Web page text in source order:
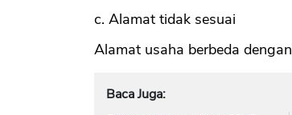
c. Alamat tidak sesuai
Alamat usaha berbeda
Baca Juga: